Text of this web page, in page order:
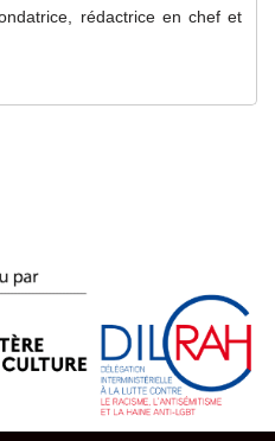
rédactrice en chef et